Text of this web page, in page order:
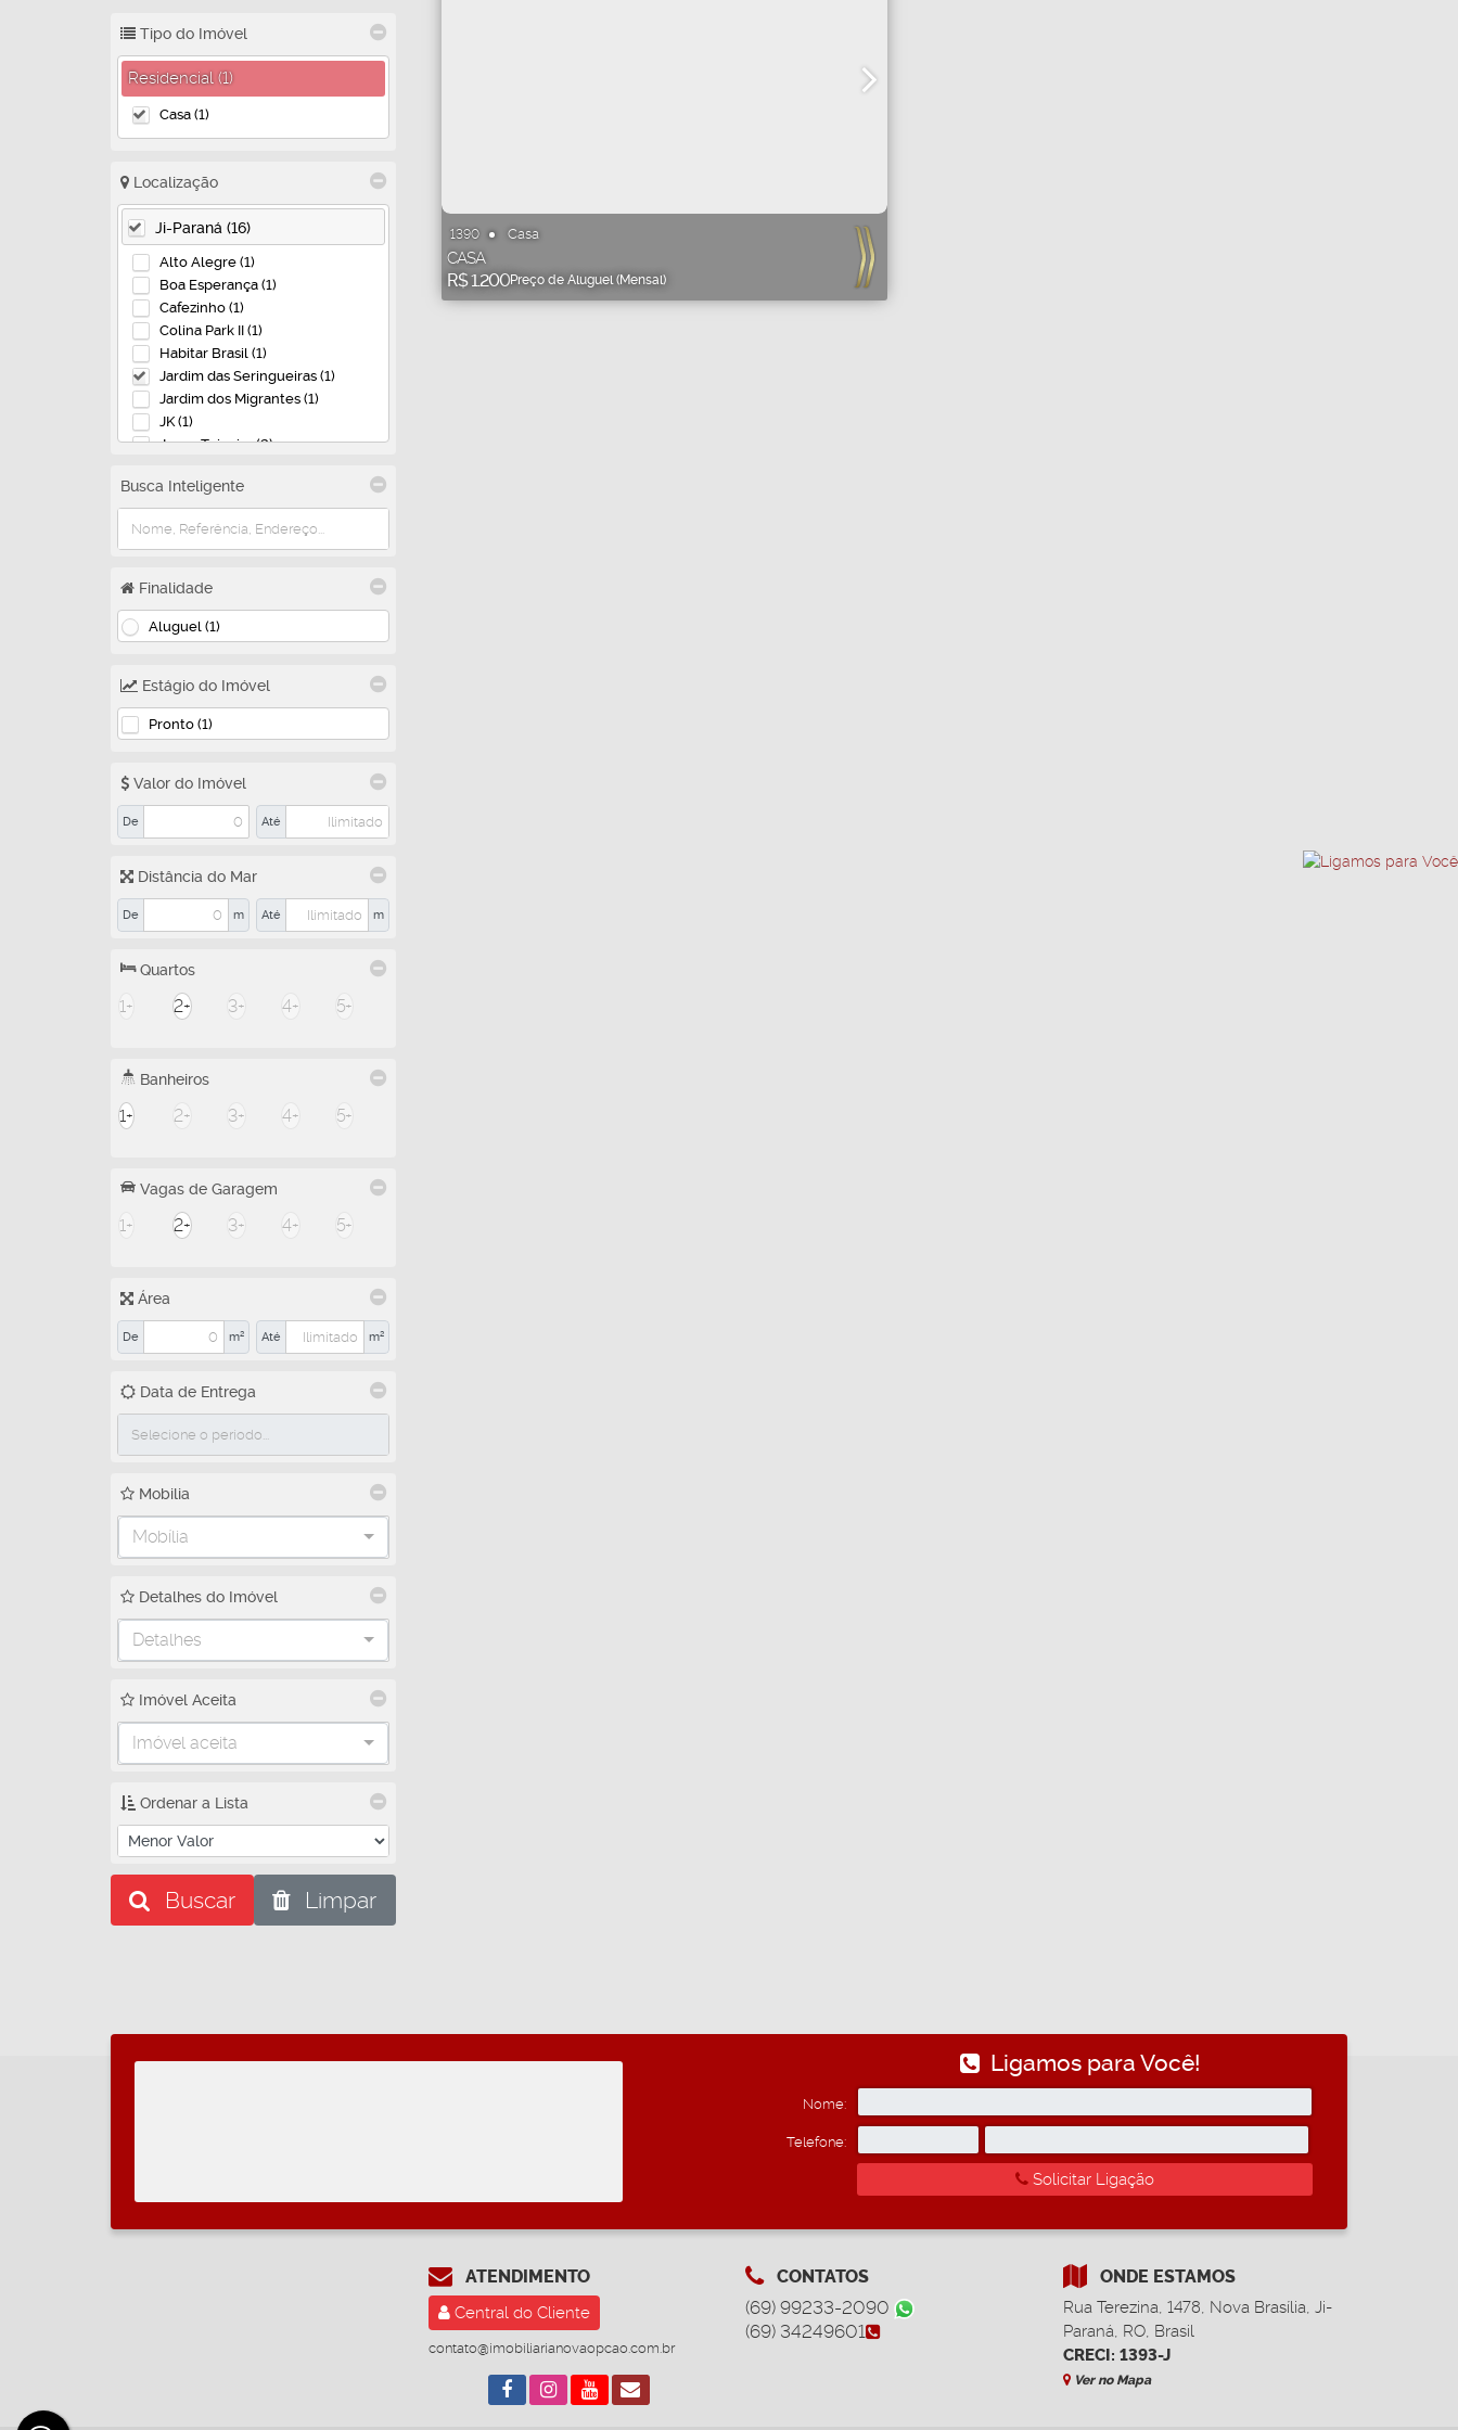
Tipo do Imóvel
Residencial (1)
Casa (1)
Localização
Ji-Paraná (16)
Alto Alegre (1)
Boa Esperança (1)
Cafezinho (1)
Colina Park II (1)
Habitar Brasil (1)
Jardim das Seringueiras (1)
Jardim dos Migrantes (1)
JK (1)
Jorge Teixeira (2)
Nova Brasília (2)
Talismã (1)
Valparaíso (1)
Busca Inteligente
Finalidade
Aluguel (1)
Estágio do Imóvel
Pronto (1)
Valor do Imóvel
De Até
Distância do Mar
De m Até m
Quartos
1+ 2+ 3+ 4+ 5+
Banheiros
1+ 2+ 3+ 4+ 5+
Vagas de Garagem
1+ 2+ 3+ 4+ 5+
Área
De m² Até m²
Data de Entrega
Mobilia
Mobília
Detalhes do Imóvel
Detalhes
Imóvel Aceita
Imóvel aceita
Ordenar a Lista
Buscar Limpar
1390 Casa
R$1.200Preço de Aluguel (Mensal)
CASA
Ligamos para Você!
Nome:
Telefone:
Solicitar Ligação
ATENDIMENTO
Central do Cliente
contato@imobiliarianovaopcao.com.br
CONTATOS
(69) 99233-2090
(69) 34249601
ONDE ESTAMOS
Rua Terezina, 1478, Nova Brasília, Ji-
Paraná, RO, Brasil
CRECI: 1393-J
Ver no Mapa